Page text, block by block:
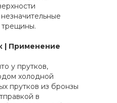
трещины.
| Применение
у прутков,
холодной
прутков из бронзы
в